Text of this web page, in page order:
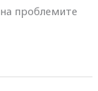
проблемите